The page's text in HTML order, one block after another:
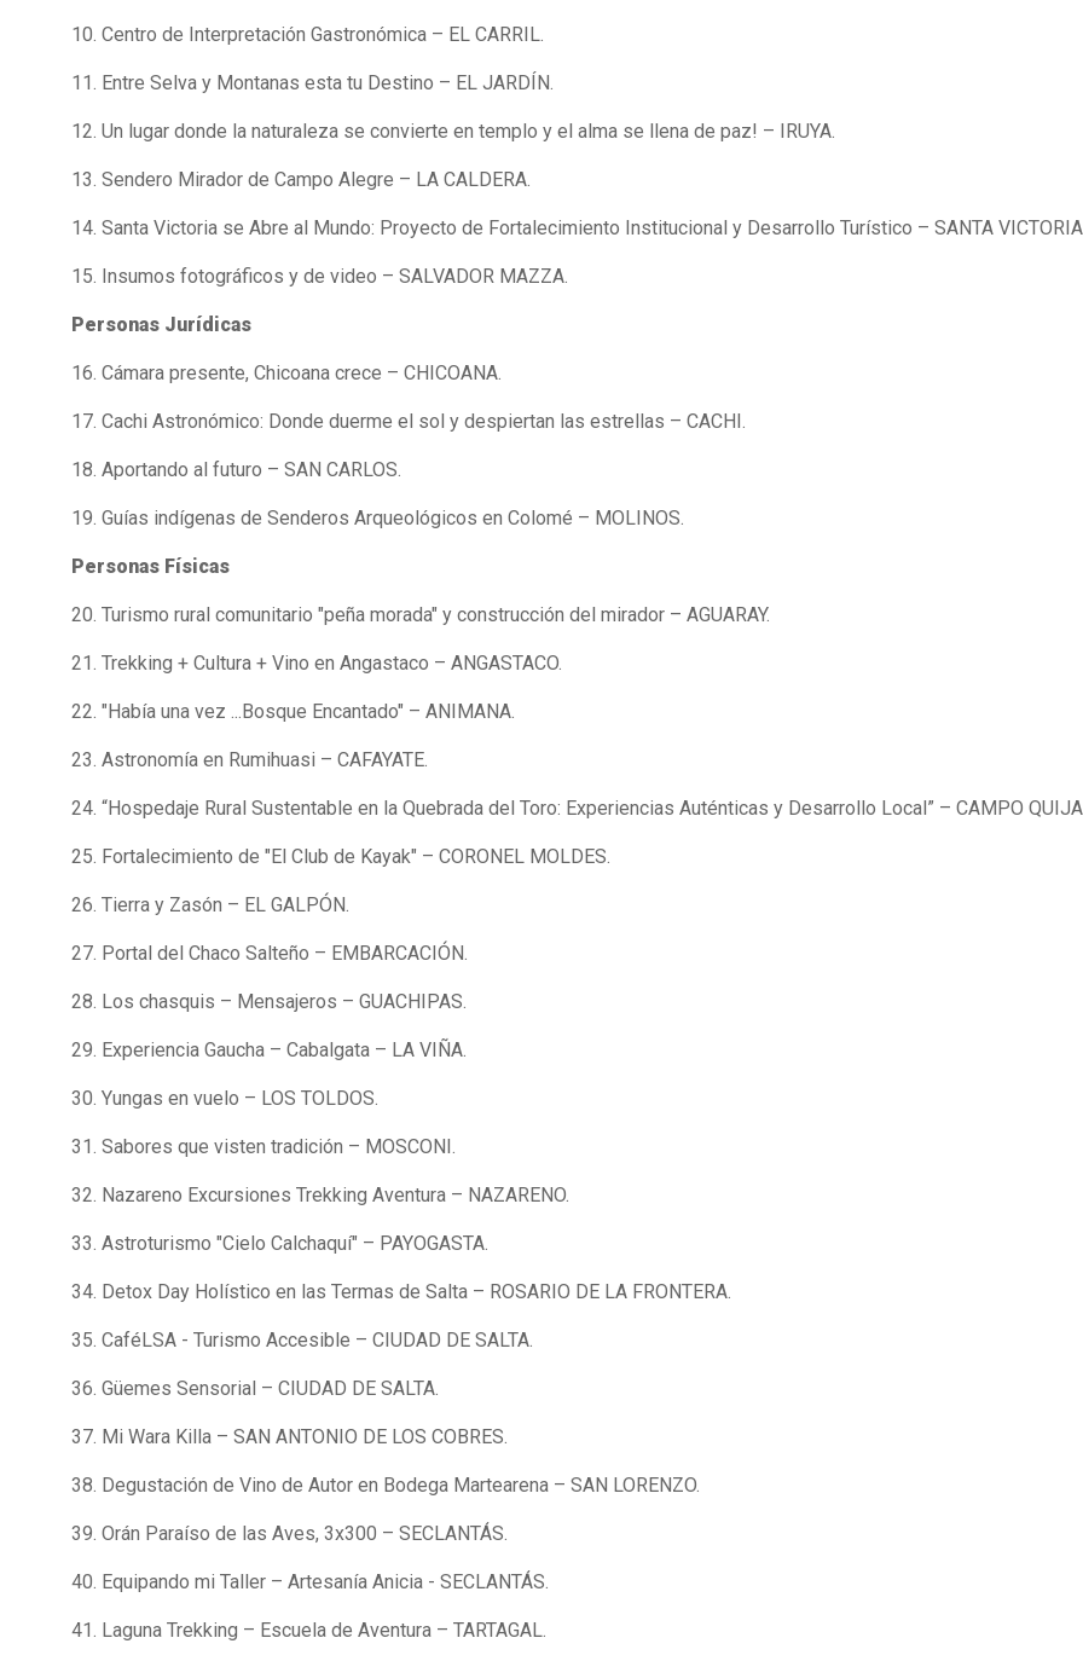
10. Centro de Interpretación Gastronómica – EL CARRIL.
11. Entre Selva y Montanas esta tu Destino – EL JARDÍN.
12. Un lugar donde la naturaleza se convierte en templo y el alma se llena de paz! – IRUYA.
13. Sendero Mirador de Campo Alegre – LA CALDERA.
14. Santa Victoria se Abre al Mundo: Proyecto de Fortalecimiento Institucional y Desarrollo Turístico – SANTA VICTORIA
15. Insumos fotográficos y de video – SALVADOR MAZZA.
Personas Jurídicas
16. Cámara presente, Chicoana crece – CHICOANA.
17. Cachi Astronómico: Donde duerme el sol y despiertan las estrellas – CACHI.
18. Aportando al futuro – SAN CARLOS.
19. Guías indígenas de Senderos Arqueológicos en Colomé – MOLINOS.
Personas Físicas
20. Turismo rural comunitario "peña morada" y construcción del mirador – AGUARAY.
21. Trekking + Cultura + Vino en Angastaco – ANGASTACO.
22. "Había una vez ...Bosque Encantado" – ANIMANA.
23. Astronomía en Rumihuasi – CAFAYATE.
24. “Hospedaje Rural Sustentable en la Quebrada del Toro: Experiencias Auténticas y Desarrollo Local” – CAMPO
25. Fortalecimiento de "El Club de Kayak" – CORONEL MOLDES.
26. Tierra y Zasón – EL GALPÓN.
27. Portal del Chaco Salteño – EMBARCACIÓN.
28. Los chasquis – Mensajeros – GUACHIPAS.
29. Experiencia Gaucha – Cabalgata – LA VIÑA.
30. Yungas en vuelo – LOS TOLDOS.
31. Sabores que visten tradición – MOSCONI.
32. Nazareno Excursiones Trekking Aventura – NAZARENO.
33. Astroturismo "Cielo Calchaquí" – PAYOGASTA.
34. Detox Day Holístico en las Termas de Salta – ROSARIO DE LA FRONTERA.
35. CaféLSA - Turismo Accesible – CIUDAD DE SALTA.
36. Güemes Sensorial – CIUDAD DE SALTA.
37. Mi Wara Killa – SAN ANTONIO DE LOS COBRES.
38. Degustación de Vino de Autor en Bodega Martearena – SAN LORENZO.
39. Orán Paraíso de las Aves, 3x300 – SECLANTÁS.
40. Equipando mi Taller – Artesanía Anicia - SECLANTÁS.
41. Laguna Trekking – Escuela de Aventura – TARTAGAL.